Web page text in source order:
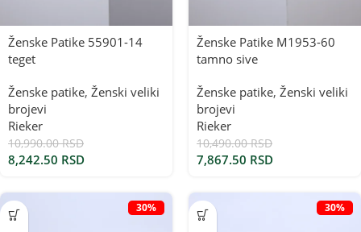
Ženske Patike 55901-14
teget
Ženske patike, Ženski veliki
brojevi
Rieker
10,990.00RSD
8,242.50 RSD
Ženske Patike M1953-60
tamno sive
Ženske patike, Ženski veliki
brojevi
Rieker
10,490.00RSD
7,867.50 RSD
30% 30%